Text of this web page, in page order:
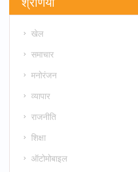
खेल
समाचार
मनोरंजन
व्यापार
राजनीति
शिक्षा
ऑटोमोबाइल